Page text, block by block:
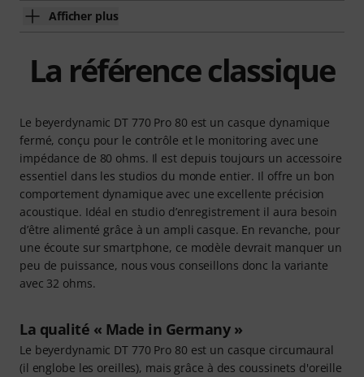
Afficher plus
La référence classique
Le beyerdynamic DT 770 Pro 80 est un casque dynamique
fermé, conçu pour le contrôle et le monitoring avec une
impédance de 80 ohms. Il est depuis toujours un accessoire
essentiel dans les studios du monde entier. Il offre un bon
comportement dynamique avec une excellente précision
acoustique. Idéal en studio d’enregistrement il aura besoin
d’être alimenté grâce à un ampli casque. En revanche, pour
une écoute sur smartphone, ce modèle devrait manquer un
peu de puissance, nous vous conseillons donc la variante
avec 32 ohms.
La qualité « Made in Germany »
Le beyerdynamic DT 770 Pro 80 est un casque circumaural
(il englobe les oreilles), mais grâce à des coussinets d'oreille